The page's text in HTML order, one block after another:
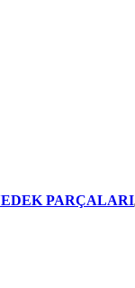
PARÇALARI